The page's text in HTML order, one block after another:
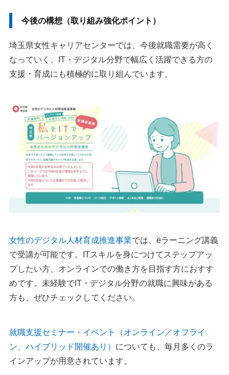
今後の構想（取り組み強化ポイント）
埼玉県女性キャリアセンターでは、今後就職需要が高く
なっていく、IT・デジタル分野で幅広く活躍できる方の
支援・育成にも積極的に取り組んでいます。
女性のデジタル人材育成推進事業では、eラーニング講義
で受講が可能です。ITスキルを身につけてステップアッ
プしたい方、オンラインでの働き方を目指す方におすす
めです。未経験でIT・デジタル分野の就職に興味がある
方も、ぜひチェックしてください。
就職支援セミナー・イベント（オンライン／オフライ
ン、ハイブリッド開催あり） についても、毎月多くのラ
インアップが用意されています。